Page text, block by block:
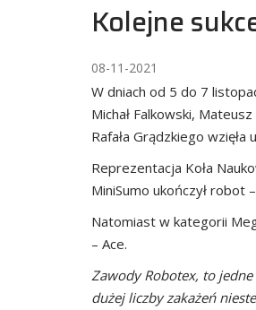
Kolejne
08-11-2021
W dniach od 5 do 7
Michał Falkowski,
Rafała Grądzkiego
Reprezentacja Koła
MiniSumo ukończył robot
Natomiast w kategorii
– Ace.
Zawody Robotex, to
dużej liczby zakażeń